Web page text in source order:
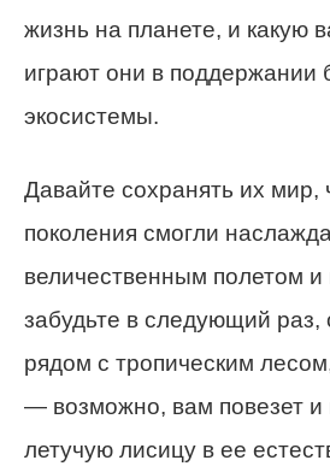
жизнь на планете, и какую
играют они в поддержании
экосистемы.
Давайте сохранять их
поколения смогли
величественным полетом и
забудьте в следующий раз,
рядом с тропическим
— возможно, вам повезет и
летучую лисицу в ее